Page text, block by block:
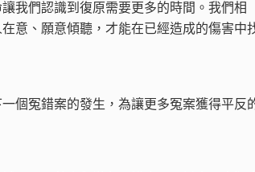
我們認識到復原需要更多的時間。我們相
意、願意傾聽，才能在已經造成的傷害中
個冤錯案的發生，為讓更多冤案獲得平反